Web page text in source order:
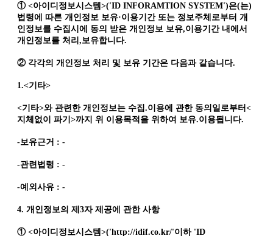
① <아이디정보시스템>('ID INFORAMTION SYSTEM')은(는)
법령에 따른 개인정보 보유·이용기간 또는 정보주체로부터 개
인정보를 수집시에 동의 받은 개인정보 보유,이용기간 내에서
개인정보를 처리,보유합니다.
② 각각의 개인정보 처리 및 보유 기간은 다음과 같습니다.
1.<기타>
<기타>와 관련한 개인정보는 수집.이용에 관한 동의일로부터<
지체없이 파기>까지 위 이용목적을 위하여 보유.이용됩니다.
-보유근거 : -
-관련법령 : -
-예외사유 : -
4. 개인정보의 제3자 제공에 관한 사항
① <아이디정보시스템>('http://idif.co.kr/'이하 'ID